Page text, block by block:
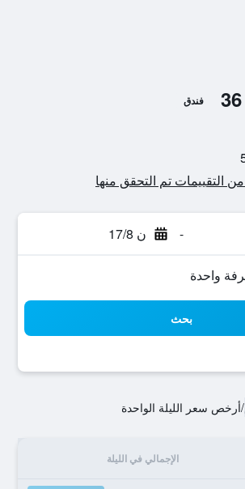
فندق
- ن 17/8
بحث
/أرخص سعر الليلة الواحدة
الإجمالي في الليلة